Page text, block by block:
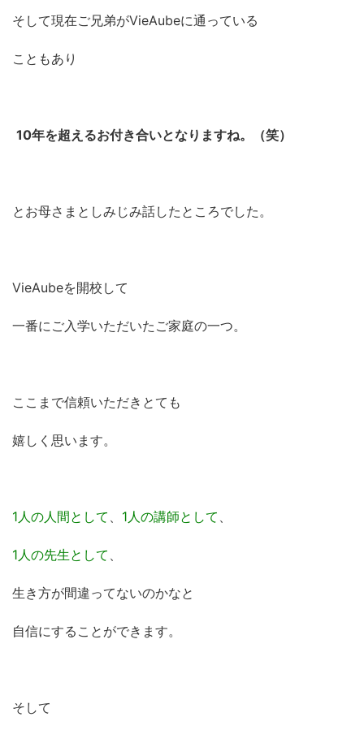
そして現在ご兄弟がVieAubeに通っている
こともあり
10年を超えるお付き合いとなりますね。（笑）
とお母さまとしみじみ話したところでした。
VieAubeを開校して
一番にご入学いただいたご家庭の一つ。
ここまで信頼いただきとても
嬉しく思います。
1人の人間として 、 1人の講師として 、
1人の先生として 、
生き方が間違ってないのかなと
自信にすることができます。
そして